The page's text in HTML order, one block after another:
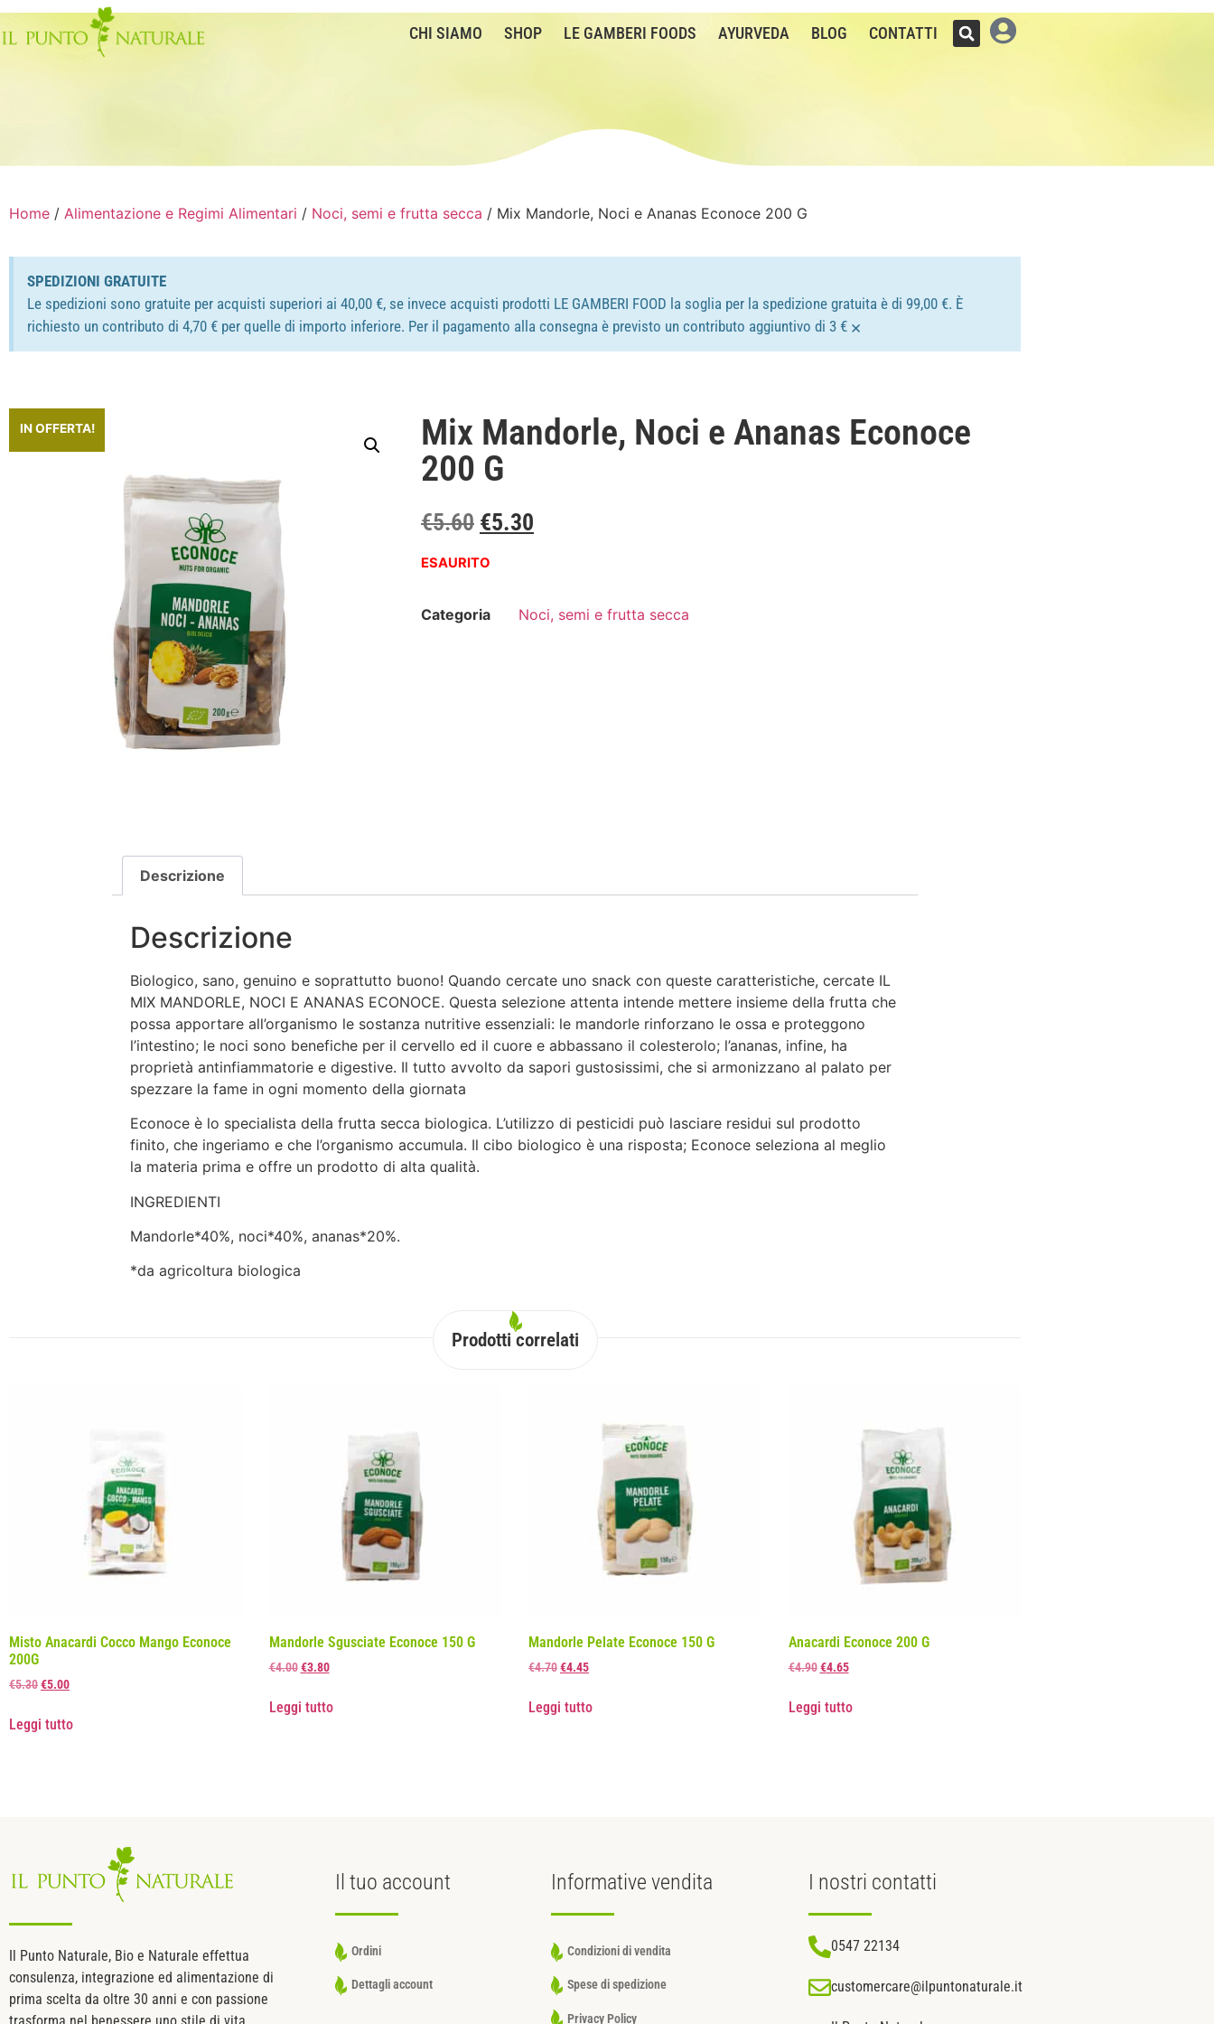
CHI SIAMO SHOP LE GAMBERI FOODS AYURVEDA BLOG CONTATTI
Home / Alimentazione e Regimi Alimentari / Noci, semi e frutta secca / Mix Mandorle, Noci e Ananas Econoce 200 G
SPEDIZIONI GRATUITE
Le spedizioni sono gratuite per acquisti superiori ai 40,00 €, se invece acquisti prodotti LE GAMBERI FOOD la soglia per la spedizione gratuita è di 99,00 €. È
richiesto un contributo di 4,70 € per quelle di importo inferiore. Per il pagamento alla consegna è previsto un contributo aggiuntivo di 3 € ×
IN OFFERTA!
Mix Mandorle, Noci e Ananas Econoce
200 G
€5.60 €5.30
ESAURITO
Categoria Noci, semi e frutta secca
Descrizione
Descrizione
Biologico, sano, genuino e soprattutto buono! Quando cercate uno snack con queste caratteristiche, cercate IL
MIX MANDORLE, NOCI E ANANAS ECONOCE. Questa selezione attenta intende mettere insieme della frutta che
possa apportare all’organismo le sostanza nutritive essenziali: le mandorle rinforzano le ossa e proteggono
l’intestino; le noci sono benefiche per il cervello ed il cuore e abbassano il colesterolo; l’ananas, infine, ha
proprietà antinfiammatorie e digestive. Il tutto avvolto da sapori gustosissimi, che si armonizzano al palato per
spezzare la fame in ogni momento della giornata
Econoce è lo specialista della frutta secca biologica. L’utilizzo di pesticidi può lasciare residui sul prodotto
finito, che ingeriamo e che l’organismo accumula. Il cibo biologico è una risposta; Econoce seleziona al meglio
la materia prima e offre un prodotto di alta qualità.
INGREDIENTI
Mandorle*40%, noci*40%, ananas*20%.
*da agricoltura biologica
Prodotti correlati
Misto Anacardi Cocco Mango Econoce
200G
€5.30€5.00
Leggi tutto
Mandorle Sgusciate Econoce 150 G
€4.00 €3.80
Leggi tutto
Mandorle Pelate Econoce 150 G
€4.70€4.45
Leggi tutto
Anacardi Econoce 200 G
€4.90 €4.65
Leggi tutto
Il Punto Naturale, Bio e Naturale effettua
consulenza, integrazione ed alimentazione di
prima scelta da oltre 30 anni e con passione
trasforma nel benessere uno stile di vita,
Il tuo account
Ordini
Dettagli account
Informative vendita
Condizioni di vendita
Spese di spedizione
Privacy Policy
I nostri contatti
0547 22134
customercare@ilpuntonaturale.it